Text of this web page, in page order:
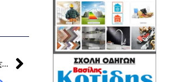
Επόμενη